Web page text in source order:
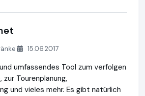
15.06.2017
umfassendes Tool zum verfolgen
zur Tourenplanung,
und vieles mehr. Es gibt natürlich